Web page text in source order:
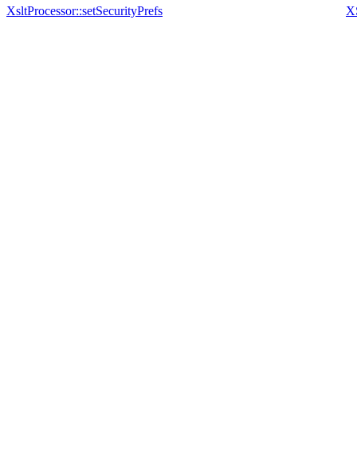
XsltProcessor::setSecurityPrefs